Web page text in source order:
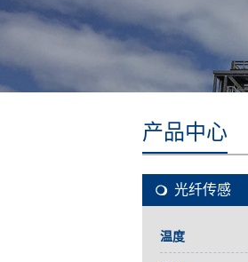
产品中心
光纤传感
温度